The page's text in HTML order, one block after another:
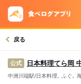
戻る
公式 日本料理てら岡
中洲川端駅/日本料理､ ふぐ､